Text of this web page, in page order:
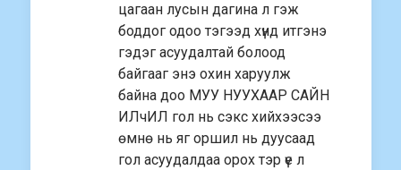
цагаан лусын дагина л гэж
боддог одоо тэгээд хүнд итгэнэ
гэдэг асуудалтай болоод
байгааг энэ охин харуулж
байна доо МУУ НУУХААР САЙН
ИЛчИЛ гол нь сэкс хийхээсээ
өмнө нь яг оршил нь дуусаад
гол асуудалдаа орох тэр үе л